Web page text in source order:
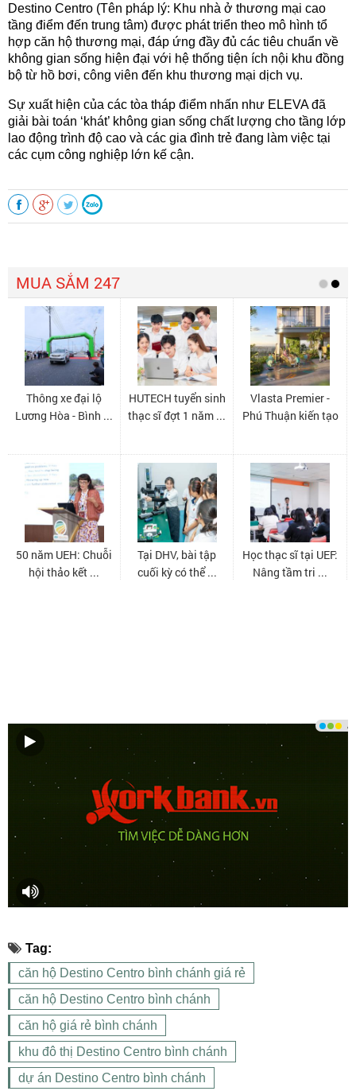
Destino Centro (Tên pháp lý: Khu nhà ở thương mại cao
tầng điểm đến trung tâm) được phát triển theo mô hình tổ
hợp căn hộ thương mại, đáp ứng đầy đủ các tiêu chuẩn về
không gian sống hiện đại với hệ thống tiện ích nội khu đồng
bộ từ hồ bơi, công viên đến khu thương mại dịch vụ.
Sự xuất hiện của các tòa tháp điểm nhấn như ELEVA đã
giải bài toán ‘khát’ không gian sống chất lượng cho tầng lớp
lao động trình độ cao và các gia đình trẻ đang làm việc tại
các cụm công nghiệp lớn kế cận.
Tag:
căn hộ Destino Centro bình chánh giá rẻ
căn hộ Destino Centro bình chánh
căn hộ giá rẻ bình chánh
khu đô thị Destino Centro bình chánh
dự án Destino Centro bình chánh